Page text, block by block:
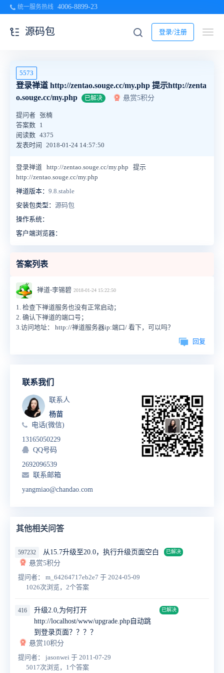
统一服务热线 4006-8899-23
登录/注册
源码包
5573
登录禅道 http://zentao.souge.cc/my.php 提示http://zenta
o.souge.cc/my.php
已解决 悬赏5积分
提问者 张楠
答案数 1
阅读数 4375
发表时间
2018-01-24 14:57:50
登录禅道 http://zentao.souge.cc/my.php 提示
http://zentao.souge.cc/my.php
禅道版本： 9.8.stable
安装包类型： 源码包
操作系统：
客户端浏览器：
答案列表
禅道-李锡碧 2018-01-24 15:22:50
1. 检查下禅道服务也没有正常启动；
2. 确认下禅道的端口号；
3.访问地址： http://禅道服务器ip:端口/ 看下，可以吗？
回复
联系我们
联系人
杨苗
电话(微信)
13165050229
QQ号码
2692096539
联系邮箱
yangmiao@chandao.com
其他相关问答
597232 从15.7升级至20.0，执行升级页面空白 已解决
悬赏5积分
提问者： m_64264717eb2e7 于 2024-05-09
1026次浏览，2个答案
416
升级2.0,为何打开
http://localhost/www/upgrade.php自动跳
到登录页面？？？？
已解决
悬赏10积分
提问者： jasonwei 于 2011-07-29
5017次浏览，1个答案